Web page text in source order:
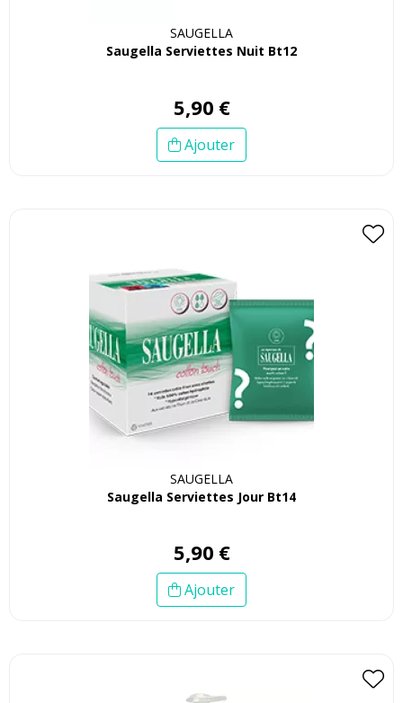
SAUGELLA
Saugella Serviettes Nuit Bt12
5,90 €
Ajouter
SAUGELLA
Saugella Serviettes Jour Bt14
5,90 €
Ajouter